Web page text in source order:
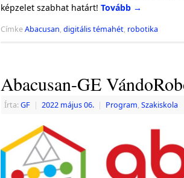
képzelet szabhat határt! Tovább →
CímkeAbacusan,digitális témahét, robotika
Abacusan-GE
Írta:GF | 2022 május 06. | Program, Szakiskola